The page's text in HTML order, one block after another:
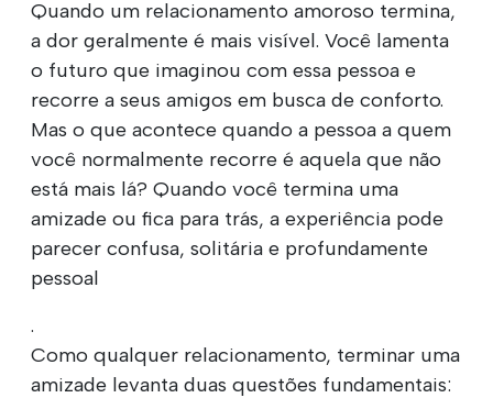
Quando um relacionamento amoroso termina,
a dor geralmente é mais visível. Você lamenta
o futuro que imaginou com essa pessoa e
recorre a seus amigos em busca de conforto.
Mas o que acontece quando a pessoa a quem
você normalmente recorre é aquela que não
está mais lá? Quando você termina uma
amizade ou fica para trás, a experiência pode
parecer confusa, solitária e profundamente
pessoal
.
Como qualquer relacionamento, terminar uma
amizade levanta duas questões fundamentais: